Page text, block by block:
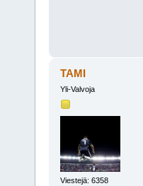
TAMI
Yli-Valvoja
Viestejä: 6358